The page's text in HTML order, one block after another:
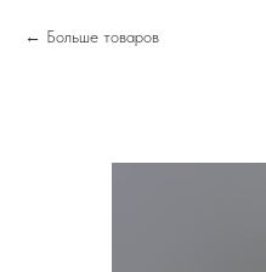
Больше товаров